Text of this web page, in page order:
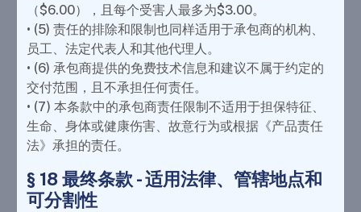
（$6.00），且每个受害人最多为$3.00。
• (5) 责任的排除和限制也同样适用于承包商的机构、
员工、法定代表人和其他代理人。
• (6) 承包商提供的免费技术信息和建议不属于约定的
交付范围，且不承担任何责任。
• (7) 本条款中的承包商责任限制不适用于担保特征、
生命、身体或健康伤害、故意行为或根据《产品责任
法》承担的责任。
§ 18 最终条款 - 适用法律、管辖地点和
可分割性